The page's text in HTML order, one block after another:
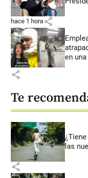
hace 1 hora share
en
share
Te
las
share